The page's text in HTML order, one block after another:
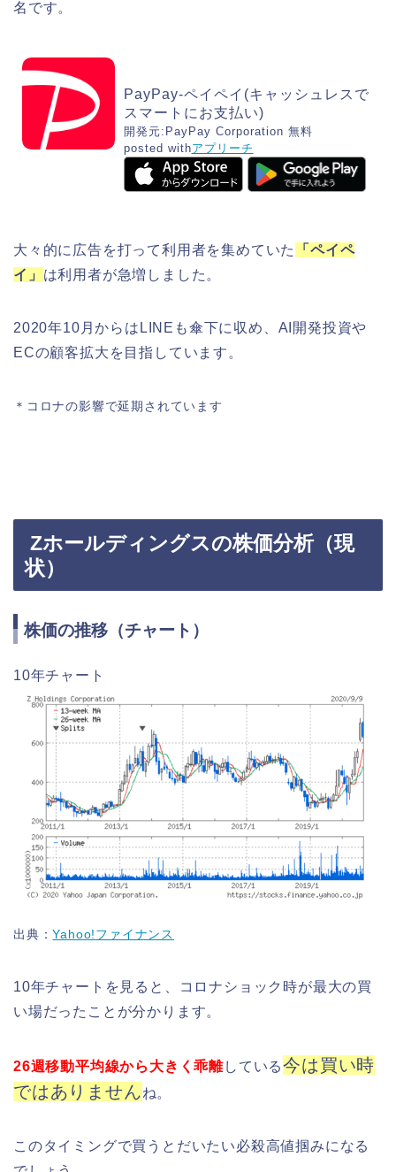
名です。
PayPay-ペイペイ(キャッシュレスで
スマートにお支払い)
開発元: PayPay Corporation 無料
posted withアプリーチ
大々的に広告を打って利用者を集めていた
「ペイペ
イ」 は利用者が急増しました。
2020年10月からはLINEも傘下に収め、AI開発投資や
ECの顧客拡大を目指しています。
＊コロナの影響で延期されています
Zホールディングスの株価分析（現
状）
株価の推移（チャート）
10年チャート
出典：Yahoo!ファイナンス
10年チャートを見ると、コロナショック時が最大の買
い場だったことが分かります。
26週移動平均線から大きく乖離している今は買い時
ではありませんね。
このタイミングで買うとだいたい必殺高値掴みになる